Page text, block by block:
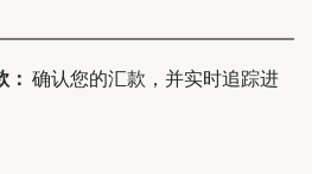
： 确认您的汇款，并实时追踪进